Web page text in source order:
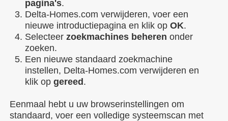
pagina's.
Delta-Homes.com verwijderen, voer een
nieuwe introductiepagina en klik op OK.
Selecteer zoekmachines beheren onder
zoeken.
Een nieuwe standaard zoekmachine
instellen, Delta-Homes.com verwijderen en
klik op gereed .
Eenmaal hebt u uw browserinstellingen om
standaard, voer een volledige systeemscan met